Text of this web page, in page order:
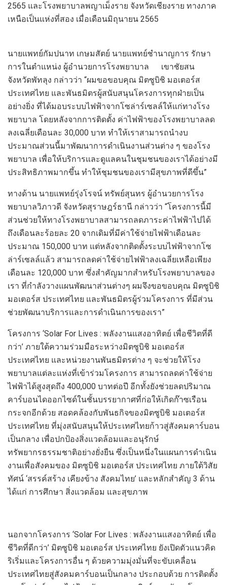
2565 และโรงพยาบาลพญาเม็งราย จังหวัดเชียงราย ทางภาค
เหนือเป็นแห่งที่สอง เมื่อเดือนมิถุนายน 2565
นายแพทย์กัมปนาท เกษมสัตย์ นายแพทย์ชำนาญการ รักษา
การในตำแหน่ง ผู้อำนวยการโรงพยาบาล
เขาชัยสน
จังหวัดพัทลุง กล่าวว่า “ผมขอขอบคุณ มิตซูบิชิ มอเตอร์ส
ประเทศไทย และพันธมิตรผู้สนับสนุนโครงการทุกฝ่ายเป็น
อย่างยิ่ง ที่ได้มอบระบบไฟฟ้าจากโซล่าร์เซลล์ให้แก่ทางโรง
พยาบาล โดยหลังจากการติดตั้ง ค่าไฟฟ้าของโรงพยาบาลลด
ลงเฉลี่ยเดือนละ 30,000 บาท ทำให้เราสามารถนำงบ
ประมาณส่วนนี้มาพัฒนาการดำเนินงานส่วนต่าง ๆ ของโรง
พยาบาล เพื่อให้บริการและดูแลคนในชุมชนของเราได้อย่างมี
ประสิทธิภาพมากขึ้น ทำให้ชุมชนของเรามีสุขภาพที่ดีขึ้น”
ทางด้าน นายแพทย์รุ่งโรจน์ ทรัพย์สุนทร ผู้อำนวยการโรง
พยาบาลวิภาวดี จังหวัดสุราษฎร์ธานี กล่าวว่า “โครงการนี้มี
ส่วนช่วยให้ทางโรงพยาบาลสามารถลดภาระค่าไฟฟ้าไปได้
ถึงเดือนละร้อยละ 20 จากเดิมที่มีค่าใช้จ่ายไฟฟ้าเดือนละ
ประมาณ 150,000 บาท แต่หลังจากติดตั้งระบบไฟฟ้าจากโซ
ล่าร์เซลล์แล้ว สามารถลดค่าใช้จ่ายไฟฟ้าลงเฉลี่ยเหลือเพียง
เดือนละ 120,000 บาท ซึ่งสำคัญมากสำหรับโรงพยาบาลของ
เรา ที่กลังวางแผนพัฒนาส่วนต่างๆ ผมจึงขอขอบคุณ มิตซูบิชิ
มอเตอร์ส ประเทศไทย และพันธมิตรผู้ร่วมโครงการ ที่มีส่วน
ช่วยพัฒนาบริการและการดำเนินการของเรา”
โครงการ ‘Solar For Lives : พลังงานแสงอาทิตย์ เพื่อชีวิตที่ดี
กว่า’ ภายใต้ความร่วมมือระหว่างมิตซูบิชิ มอเตอร์ส
ประเทศไทย และหน่วยงานพันธมิตรต่าง ๆ จะช่วยให้โรง
พยาบาลแต่ละแห่งที่เข้าร่วมโครงการ สามารถลดค่าใช้จ่าย
ไฟฟ้าได้สูงสุดถึง 400,000 บาทต่อปี อีกทั้งยังช่วยลดปริมาณ
คาร์บอนไดออกไซด์ในชั้นบรรยากาศที่ก่อให้เกิดก๊าซเรือน
กระจกอีกด้วย สอดคล้องกับพันธกิจของมิตซูบิชิ มอเตอร์ส
ประเทศไทย ที่มุ่งสนับสนุนให้ประเทศไทยก้าวสู่สังคมคาร์บอน
เป็นกลาง เพื่อปกป้องสิ่งแวดล้อมและอนุรักษ
ทรัพยากรธรรมชาติอย่างยั่งยืน ซึ่งเป็นหนึ่งในแผนการดำเนิน
งานเพื่อสังคมของ มิตซูบิชิ มอเตอร์ส ประเทศไทย ภายใต้วิสัย
ทัศน์ ‘สรรค์สร้าง เคียงข้าง สังคมไทย’ และหลักสำคัญ 3 ด้าน
ได้แก่ การศึกษา สิ่งแวดล้อม และสุขภาพ
นอกจากโครงการ ‘Solar For Lives : พลังงานแสงอาทิตย์ เพื่อ
ชีวิตที่ดีกว่า’ มิตซูบิชิ มอเตอร์ส ประเทศไทย ยังเปิดตัวแนวคิด
ริเริ่มและโครงการอื่น ๆ ด้วยความมุ่งมั่นที่จะขับเคลื่อน
ประเทศไทยสู่สังคมคาร์บอนเป็นกลาง ประกอบด้วย การติดตั้ง